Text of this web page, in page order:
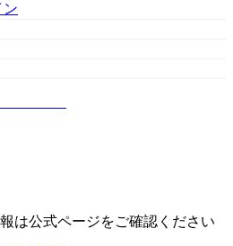
ン
は公式ページをご確認ください